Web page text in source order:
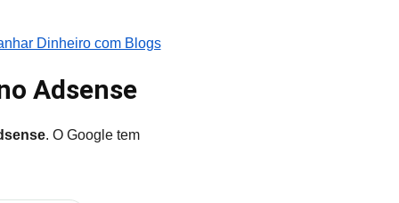
Dinheiro com Blogs
Adsense
. O Google tem